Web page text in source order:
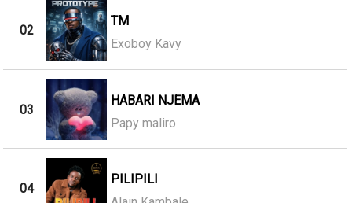
02
TM
Exoboy Kavy
03
HABARI NJEMA
Papy maliro
04
PILIPILI